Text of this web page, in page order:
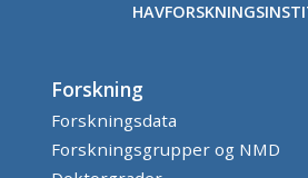
Forskning
Forskningsdata
Forskningsgrupper og NMD